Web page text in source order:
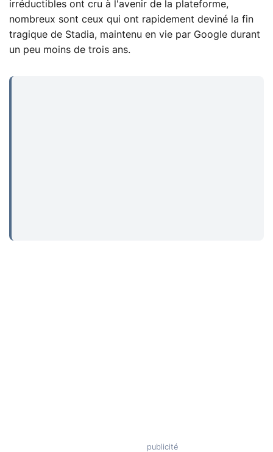
irréductibles ont cru à l'avenir de la plateforme,
nombreux sont ceux qui ont rapidement deviné la fin
tragique de Stadia, maintenu en vie par Google durant
un peu moins de trois ans.